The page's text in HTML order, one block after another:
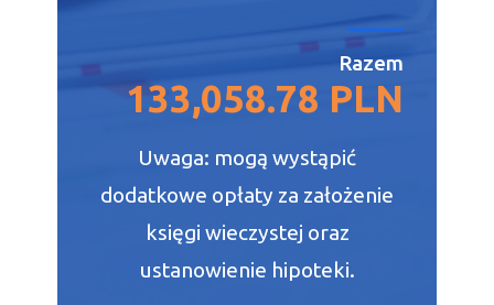
Razem
133,058.78 PLN
Uwaga: mogą wystąpić
dodatkowe opłaty za założenie
księgi wieczystej oraz
ustanowienie hipoteki.